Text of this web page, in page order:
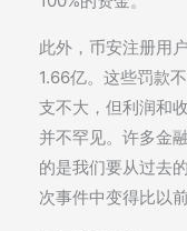
此外，币安注册用
1.66亿。这些罚款
支不大，但利润和
并不罕见。许多金
的是我们要从过去
次事件中变得比以前